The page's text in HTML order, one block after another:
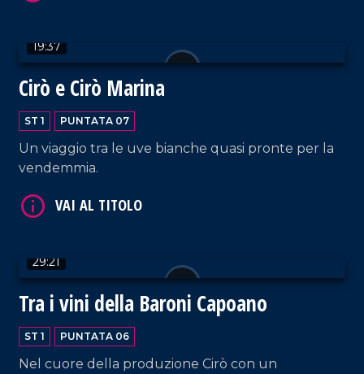
19:37
Cirò e Cirò Marina
ST 1 PUNTATA 07
Un viaggio tra le uve bianche quasi pronte per la
vendemmia.
29:21
Tra i vini della Baroni Capoano
ST 1 PUNTATA 06
Nel cuore della produzione Cirò con un